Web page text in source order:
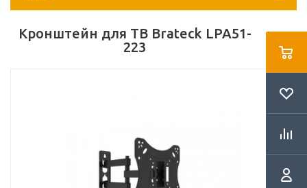
Кронштейн для ТВ Brateck LPA51-
223